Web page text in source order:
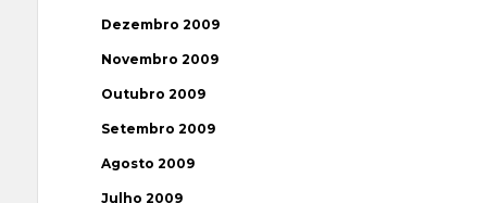
Dezembro 2009
Novembro 2009
Outubro 2009
Setembro 2009
Agosto 2009
Julho 2009